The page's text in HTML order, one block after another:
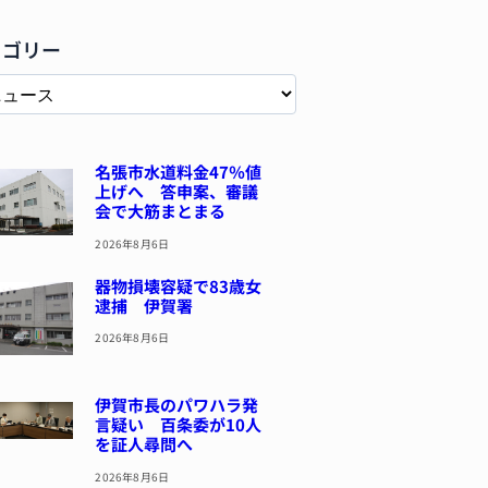
リー
名張市水道料金47％値
上げへ 答申案、審議
会で大筋まとまる
2026年8月6日
器物損壊容疑で83歳女
逮捕 伊賀署
2026年8月6日
伊賀市長のパワハラ発
言疑い 百条委が10人
を証人尋問へ
2026年8月6日